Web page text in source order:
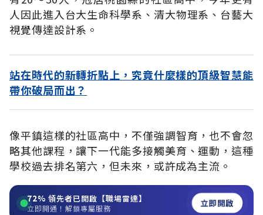
人因此進入台大生命科學系、清大物理系、台藝大
視覺傳達設計系。
站在時代的新轉折點上，究竟什麼樣的頂級智慧能
帶你破局而出？
像平鎮這樣的社區高中，不僅強調智育，也不會忽
略其他課程，讓下一代能多接觸美育、運動，這種
學校過去排名第六，但未來，或許成為主流。
72% 領先者已開啟【職場雷達】
立即開通！解鎖專屬服務 立即開啟